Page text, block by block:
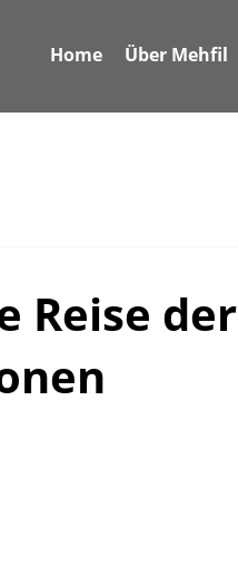
Home Über Mehfil
Reise der